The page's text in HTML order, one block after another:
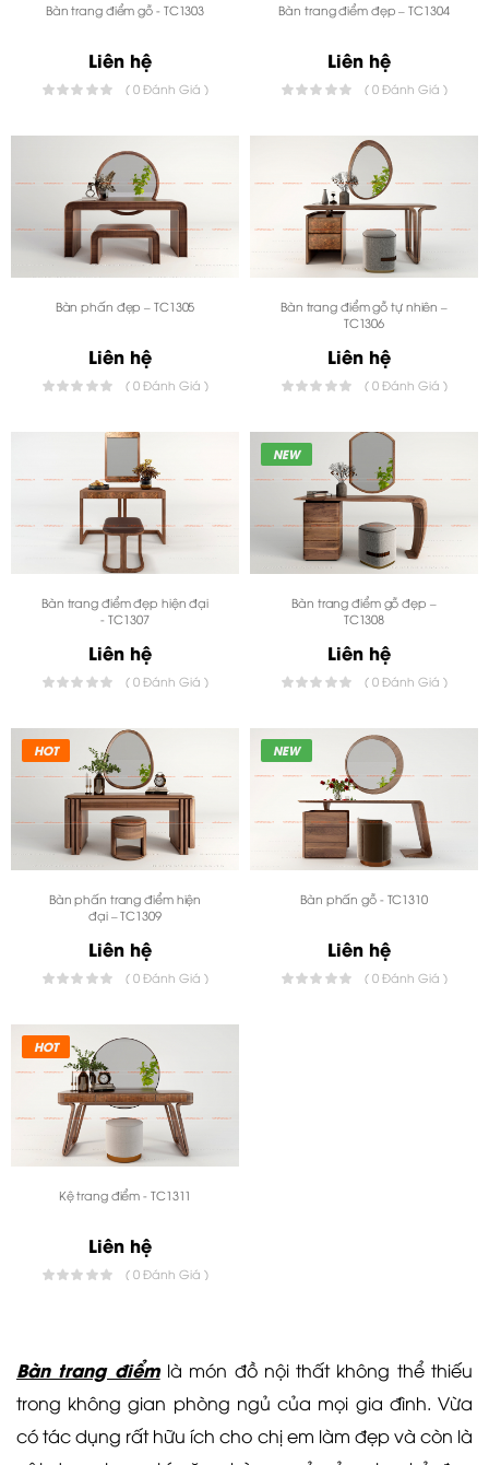
Bàn trang điểm gỗ - TC1303
Liên hệ
( 0 Đánh Giá )
Bàn trang điểm đẹp – TC1304
Liên hệ
( 0 Đánh Giá )
Bàn phấn đẹp – TC1305
Liên hệ
( 0 Đánh Giá )
Bàn trang điểm gỗ tự nhiên –
TC1306
Liên hệ
( 0 Đánh Giá )
Bàn trang điểm đẹp hiện đại
- TC1307
Liên hệ
( 0 Đánh Giá )
NEW
Bàn trang điểm gỗ đẹp –
TC1308
Liên hệ
( 0 Đánh Giá )
HOT
Bàn phấn trang điểm hiện
đại – TC1309
Liên hệ
( 0 Đánh Giá )
NEW
Bàn phấn gỗ - TC1310
Liên hệ
( 0 Đánh Giá )
HOT
Kệ trang điểm - TC1311
Liên hệ
( 0 Đánh Giá )
Bàn trang điểmlà món đồ nội thất không thể thiếu
trong không gian phòng ngủ của mọi gia đình. Vừa
có tác dụng rất hữu ích cho chị em làm đẹp và còn là